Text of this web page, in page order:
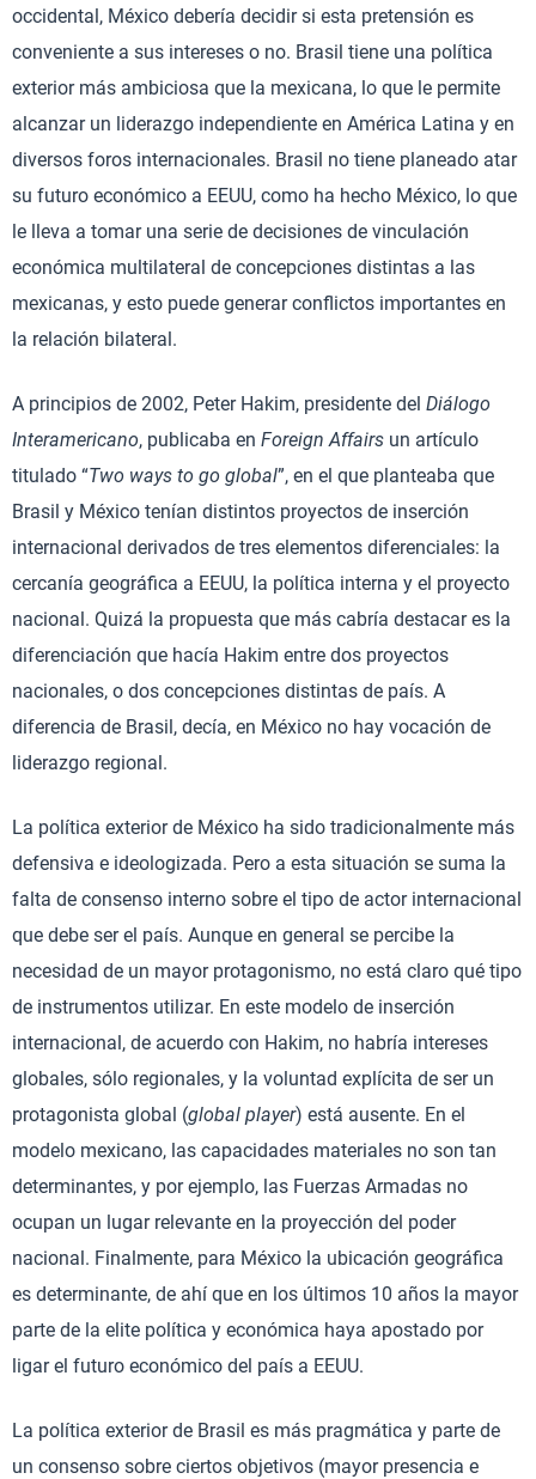
occidental, México debería decidir si esta pretensión es
conveniente a sus intereses o no. Brasil tiene una política
exterior más ambiciosa que la mexicana, lo que le permite
alcanzar un liderazgo independiente en América Latina y en
diversos foros internacionales. Brasil no tiene planeado atar
su futuro económico a EEUU, como ha hecho México, lo que
le lleva a tomar una serie de decisiones de vinculación
económica multilateral de concepciones distintas a las
mexicanas, y esto puede generar conflictos importantes en
la relación bilateral.
A principios de 2002, Peter Hakim, presidente del Diálogo
Interamericano, publicaba en Foreign Affairs un artículo
titulado “Two ways to go global”, en el que planteaba que
Brasil y México tenían distintos proyectos de inserción
internacional derivados de tres elementos diferenciales: la
cercanía geográfica a EEUU, la política interna y el proyecto
nacional. Quizá la propuesta que más cabría destacar es la
diferenciación que hacía Hakim entre dos proyectos
nacionales, o dos concepciones distintas de país. A
diferencia de Brasil, decía, en México no hay vocación de
liderazgo regional.
La política exterior de México ha sido tradicionalmente más
defensiva e ideologizada. Pero a esta situación se suma la
falta de consenso interno sobre el tipo de actor internacional
que debe ser el país. Aunque en general se percibe la
necesidad de un mayor protagonismo, no está claro qué tipo
de instrumentos utilizar. En este modelo de inserción
internacional, de acuerdo con Hakim, no habría intereses
globales, sólo regionales, y la voluntad explícita de ser un
protagonista global (global player) está ausente. En el
modelo mexicano, las capacidades materiales no son tan
determinantes, y por ejemplo, las Fuerzas Armadas no
ocupan un lugar relevante en la proyección del poder
nacional. Finalmente, para México la ubicación geográfica
es determinante, de ahí que en los últimos 10 años la mayor
parte de la elite política y económica haya apostado por
ligar el futuro económico del país a EEUU.
La política exterior de Brasil es más pragmática y parte de
un consenso sobre ciertos objetivos (mayor presencia e